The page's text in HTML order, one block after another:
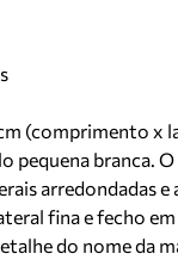
(comprimento x
pequena branca.
arredondadas e
fina e fecho
do nome da